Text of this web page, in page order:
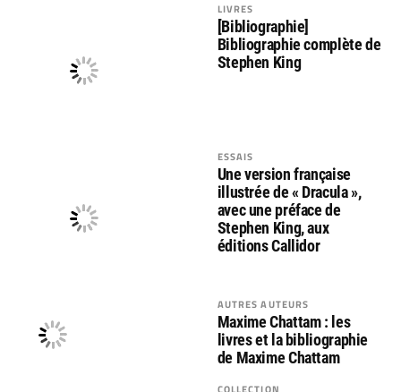
LIVRES
[Bibliographie]
Bibliographie complète de
Stephen King
ESSAIS
Une version française
illustrée de « Dracula »,
avec une préface de
Stephen King, aux
éditions Callidor
AUTRES AUTEURS
Maxime Chattam : les
livres et la bibliographie
de Maxime Chattam
COLLECTION